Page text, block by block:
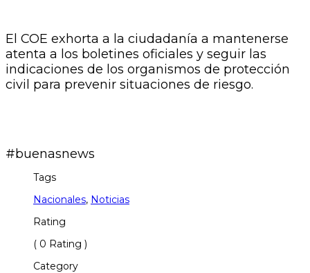
El COE exhorta a la ciudadanía a mantenerse
atenta a los boletines oficiales y seguir las
indicaciones de los organismos de protección
civil para prevenir situaciones de riesgo.
#buenasnews
Tags
Nacionales, Noticias
Rating
( 0 Rating )
Category